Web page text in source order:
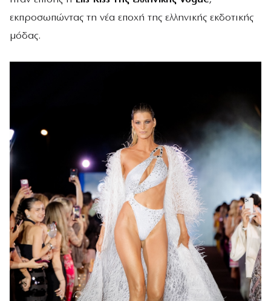
εκπροσωπώντας τη νέα εποχή της ελληνικής εκδοτικής
μόδας.